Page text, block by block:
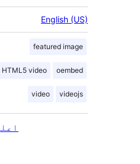
English (US)
featured image
HTML5 video oembed
video videojs